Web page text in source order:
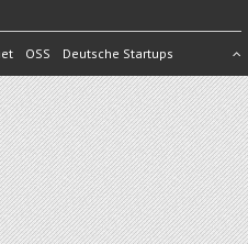
OSS Deutsche Startups